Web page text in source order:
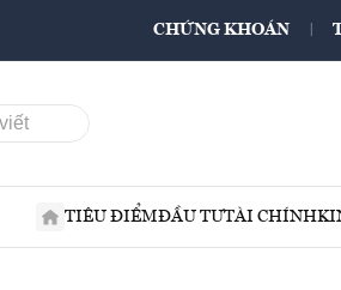
CHỨNG KHOÁN
TIÊU ĐIỂMĐẦU TƯTÀI CHÍNH